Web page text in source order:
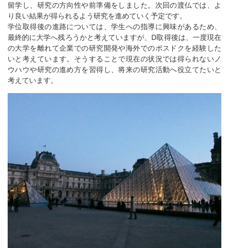
留学し、研究の方向性や前準備をしました。次回の渡仏では、よ
り良い結果が得られるよう研究を進めていく予定です。
学位取得後の進路については、学生への指導に興味があるため、
最終的に大学へ残ろうかと考えていますが、D取得後は、一度現在
の大学を離れて企業での研究開発や海外でのポスドクを経験した
いと考えています。そうすることで現在の状況では得られないノ
ウハウや研究の進め方を習得し、将来の研究活動へ役立てたいと
考えています。